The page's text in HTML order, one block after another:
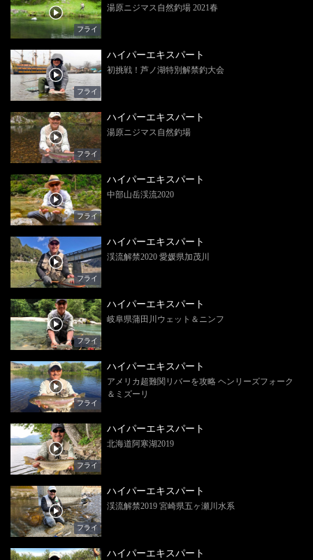
フライ
湯原ニジマス自然釣場 2021春
フライ
ハイパーエキスパート
初挑戦！芦ノ湖特別解禁釣大会
フライ
ハイパーエキスパート
湯原ニジマス自然釣場
フライ
ハイパーエキスパート
中部山岳渓流2020
フライ
ハイパーエキスパート
渓流解禁2020 愛媛県加茂川
フライ
ハイパーエキスパート
岐阜県蒲田川ウェット＆ニンフ
フライ
ハイパーエキスパート
アメリカ超難関リバーを攻略 ヘンリーズフォーク
＆ミズーリ
フライ
ハイパーエキスパート
北海道阿寒湖2019
フライ
ハイパーエキスパート
渓流解禁2019 宮崎県五ヶ瀬川水系
ハイパーエキスパート